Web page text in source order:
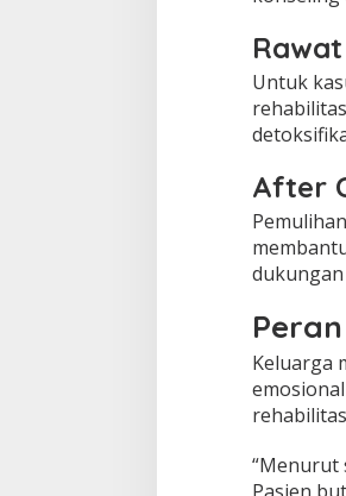
Untuk
After
Keluarga
“Menurut
Pasien